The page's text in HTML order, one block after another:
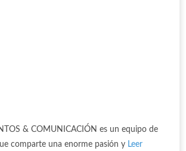
& COMUNICACIÓN es un equipo de
comparte una enorme pasión y Leer